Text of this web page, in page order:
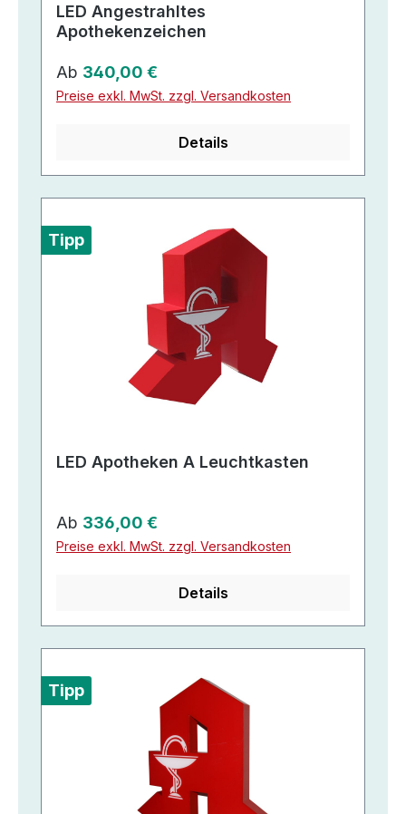
LED Angestrahltes
Apothekenzeichen
Regulärer Preis:
Ab 340,00 €
Preise exkl. MwSt. zzgl. Versandkosten
Details
Tipp
LED Apotheken A Leuchtkasten
Regulärer Preis:
Ab 336,00 €
Preise exkl. MwSt. zzgl. Versandkosten
Details
Tipp